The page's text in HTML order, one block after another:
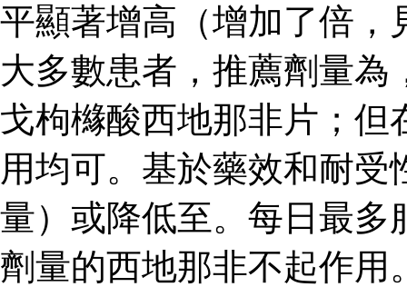
平顯著增高（增加了倍，
大多數患者，推薦劑量
戈枸櫞酸西地那非片；但
用均可。基於藥效和耐
量）或降低至。每日最多
劑量的西地那非不起作用